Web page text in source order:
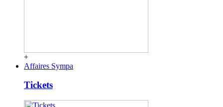
+
Affaires Sympa
Tickets